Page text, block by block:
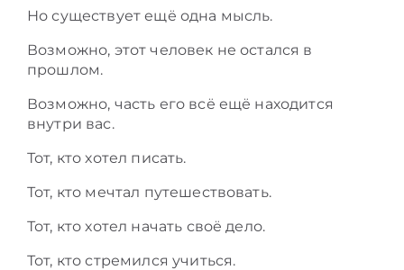
Но существует ещё одна мысль.
Возможно, этот человек не остался в
прошлом.
Возможно, часть его всё ещё находится
внутри вас.
Тот, кто хотел писать.
Тот, кто мечтал путешествовать.
Тот, кто хотел начать своё дело.
Тот, кто стремился учиться.